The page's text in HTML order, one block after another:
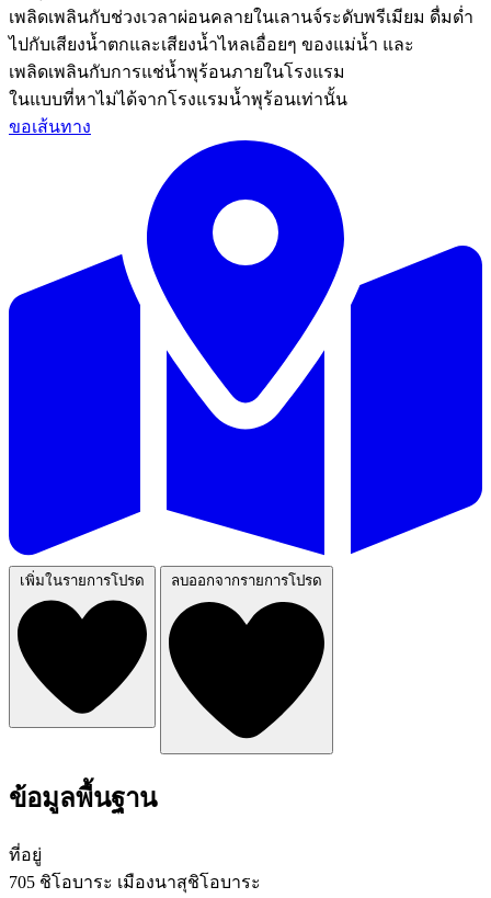
เพลิดเพลินกับช่วงเวลาผ่อนคลายในเลานจ์ระดับพรีเมียม ดื่มด่ำ
ไปกับเสียงน้ำตกและเสียงน้ำไหลเอื่อยๆ ของแม่น้ำ และ
เพลิดเพลินกับการแช่น้ำพุร้อนภายในโรงแรม
ในแบบที่หาไม่ได้จากโรงแรมน้ำพุร้อนเท่านั้น
ขอเส้นทาง
เพิ่มในรายการโปรด ลบออกจากรายการโปรด
ข้อมูลพื้นฐาน
ที่อยู่
705 ชิโอบาระ เมืองนาสุชิโอบาระ